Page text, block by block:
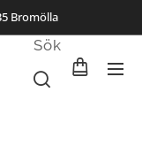
Bromölla
Sök